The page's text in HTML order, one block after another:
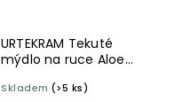
URTEKRAM Tekuté
mýdlo na ruce Aloe
Skladem (>5 ks)